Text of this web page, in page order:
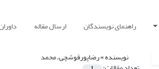
راهنمای نویسندگان ارسال مقاله
نویسنده =رضاپورقوشچی، محمد